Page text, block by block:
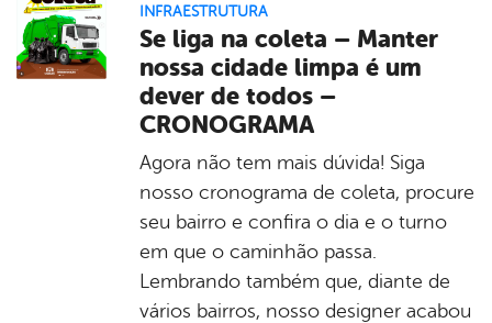
INFRAESTRUTURA
Se liga na coleta – Manter
nossa cidade limpa é um
dever de todos –
CRONOGRAMA
Agora não tem mais dúvida! Siga
nosso cronograma de coleta, procure
seu bairro e confira o dia e o turno
em que o caminhão passa.
Lembrando também que, diante de
vários bairros, nosso designer acabou